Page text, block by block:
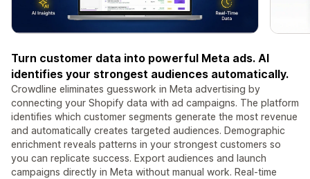
Turn customer data into powerful Meta ads. AI
identifies your strongest audiences automatically.
Crowdline eliminates guesswork in Meta advertising by
connecting your Shopify data with ad campaigns. The platform
identifies which customer segments generate the most revenue
and automatically creates targeted audiences. Demographic
enrichment reveals patterns in your strongest customers so
you can replicate success. Export audiences and launch
campaigns directly in Meta without manual work. Real-time